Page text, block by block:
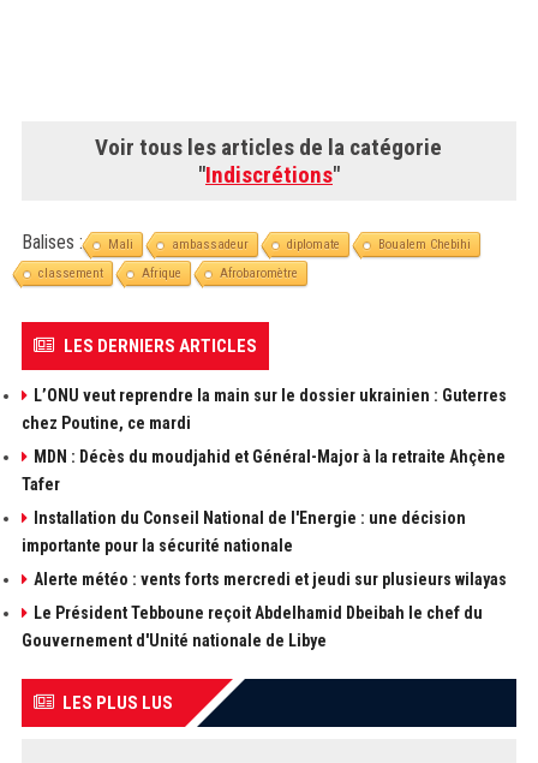
Voir tous les articles de la catégorie
"Indiscrétions"
Balises : Mali ambassadeur diplomate
Boualem Chebihi
classement
Afrique Afrobaromètre
LES DERNIERS ARTICLES
L’ONU veut reprendre la main sur le dossier ukrainien : Guterres
chez Poutine, ce mardi
MDN : Décès du moudjahid et Général-Major à la retraite Ahçène
Tafer
Installation du Conseil National de l'Energie : une décision
importante pour la sécurité nationale
Alerte météo : vents forts mercredi et jeudi sur plusieurs wilayas
Le Président Tebboune reçoit Abdelhamid Dbeibah le chef du
Gouvernement d'Unité nationale de Libye
LES PLUS LUS